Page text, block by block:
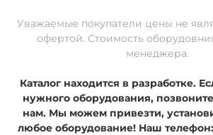
Уважаемые покупатели цены не
офертой. Стоимость
менеджера.
Каталог находится в разработке.
нужного оборудования,
нам. Мы можем привезти,
любое оборудование! Наш телефон: